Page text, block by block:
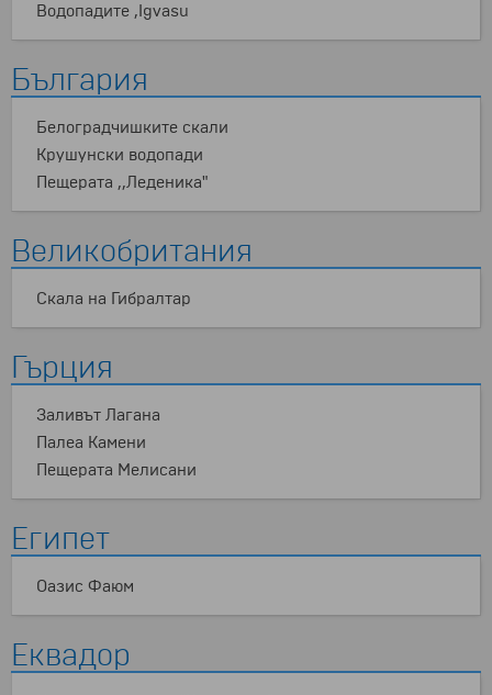
Водопадите ,Igvasu
България
Белоградчишките скали
Крушунски водопади
Пещерата ,,Леденика"
Великобритания
Скала на Гибралтар
Гърция
Заливът Лагана
Палеа Камени
Пещерата Мелисани
Египет
Оазис Фаюм
Еквадор